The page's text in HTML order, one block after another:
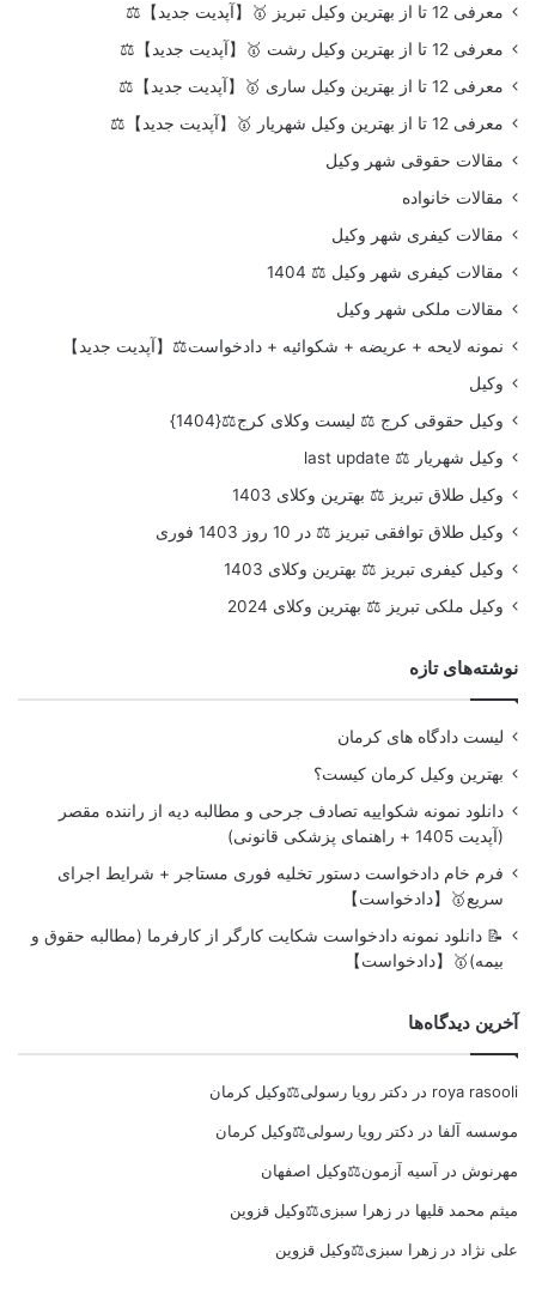
معرفی 12 تا از بهترین وکیل تبریز 🥇【آپدیت جدید】⚖️
معرفی 12 تا از بهترین وکیل رشت 🥇【آپدیت جدید】⚖️
معرفی 12 تا از بهترین وکیل ساری 🥇【آپدیت جدید】⚖️
معرفی 12 تا از بهترین وکیل شهریار 🥇【آپدیت جدید】⚖️
مقالات حقوقی شهر وکیل
مقالات خانواده
مقالات کیفری شهر وکیل
مقالات کیفری شهر وکیل ⚖️ 1404
مقالات ملکی شهر وکیل
نمونه لایحه + عریضه + شکوائیه + دادخواست⚖️【آپدیت جدید】
وکیل
وکیل حقوقی کرج ⚖️ لیست وکلای کرج⚖️{1404}
وکیل شهریار ⚖️ last update
وکیل طلاق تبریز ⚖️ بهترین وکلای 1403
وکیل طلاق توافقی تبریز ⚖️ در 10 روز 1403 فوری
وکیل کیفری تبریز ⚖️ بهترین وکلای 1403
وکیل ملکی تبریز ⚖️ بهترین وکلای 2024
نوشته‌های تازه
لیست دادگاه های کرمان
بهترین وکیل کرمان کیست؟
دانلود نمونه شکواییه تصادف جرحی و مطالبه دیه از راننده مقصر
(آپدیت 1405 + راهنمای پزشکی قانونی)
فرم خام دادخواست دستور تخلیه فوری مستاجر + شرایط اجرای
سریع🥇【دادخواست】
📝 دانلود نمونه دادخواست شکایت کارگر از کارفرما (مطالبه حقوق و
بیمه)🥇【دادخواست】
آخرین دیدگاه‌ها
roya rasooli در دکتر رویا رسولی⚖️وکیل کرمان
موسسه آلفا در دکتر رویا رسولی⚖️وکیل کرمان
مهرنوش در آسیه آزمون⚖️وکیل اصفهان
میثم محمد قلیها در زهرا سبزی⚖️وکیل قزوین
علی نژاد در زهرا سبزی⚖️وکیل قزوین